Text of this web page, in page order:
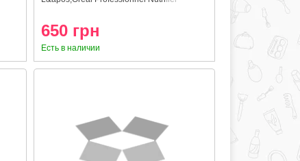
650 грн
Есть в наличии